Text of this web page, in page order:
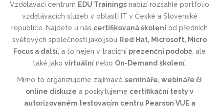
Vzdělávací centrum EDU Trainings nabízí rozsáhlé portfolio
vzdělávacích služeb v oblasti IT v České a Slovenské
republice. Najdete u nás certifikovaná školení od předních
světových společností jako jsou Red Hat, Microsoft, Micro
Focus a další , a to nejen v tradiční prezenční podobě , ale
také jako virtuální nebo On-Demand školení
Mimo to organizujeme zajímavé semináře, webináře či
online diskuze a poskytujeme certifikační testy v
autorizovaném testovacím centru Pearson VUE a